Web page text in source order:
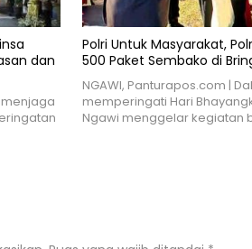
dan
menjaga
Polri Untuk Masyarakat,
500 Paket Sembako di
NGAWI, Panturapos.com |
memperingati Hari
Ngawi menggelar kegiatan